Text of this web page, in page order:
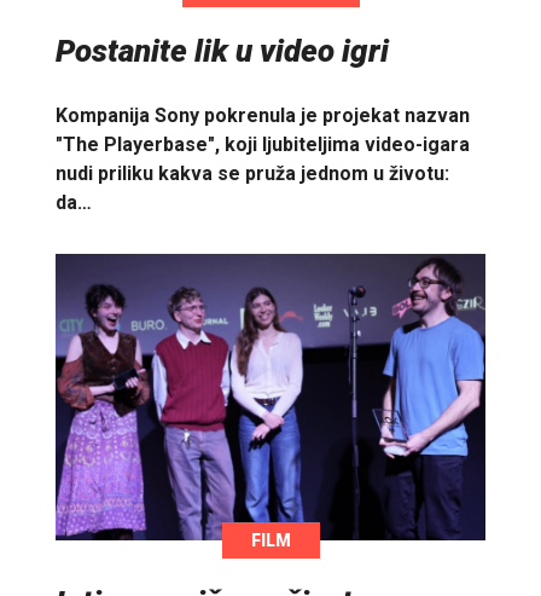
Postanite lik u video igri
Kompanija Sony pokrenula je projekat nazvan
"The Playerbase", koji ljubiteljima video-igara
nudi priliku kakva se pruža jednom u životu:
da…
FILM